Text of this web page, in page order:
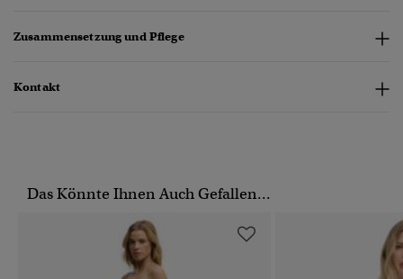
Zusammensetzung und Pflege
Kontakt
Das Könnte Ihnen Auch Gefallen...